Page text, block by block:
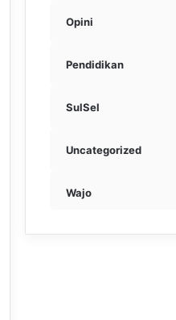
Opini
Pendidikan
SulSel
Uncategorized
Wajo